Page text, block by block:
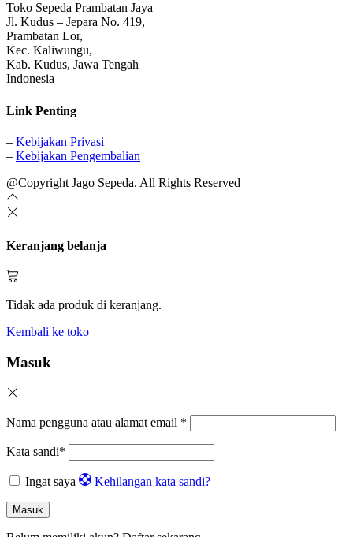
Toko Sepeda Prambatan Jaya
Jl. Kudus – Jepara No. 419,
Prambatan Lor,
Kec. Kaliwungu,
Kab. Kudus, Jawa Tengah
Indonesia
Link Penting
– Kebijakan Privasi
– Kebijakan Pengembalian
@Copyright Jago Sepeda. All Rights Reserved
Keranjang belanja
Tidak ada produk di keranjang.
Kembali ke toko
Masuk
Nama pengguna atau alamat email *
Kata sandi*
Ingat saya Kehilangan kata sandi?
Masuk